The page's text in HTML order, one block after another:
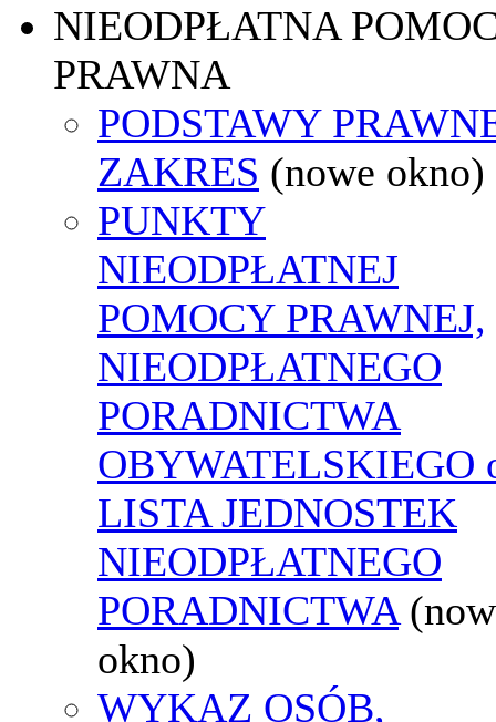
NIEODPŁATNA
PRAWNA
PODSTAWY
ZAKRES (nowe okno)
PUNKTY
NIEODPŁATNEJ
POMOCY PRAWNEJ,
NIEODPŁATNEGO
PORADNICTWA
OBYWATELSKIEGO
LISTA JEDNOSTEK
NIEODPŁATNEGO
PORADNICTWA
okno)
WYKAZ OSÓB,